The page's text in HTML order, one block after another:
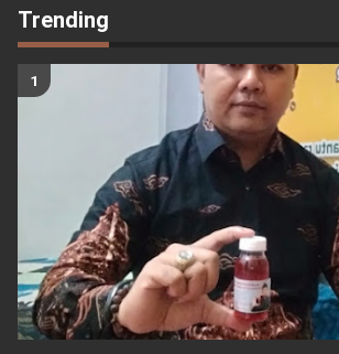
Trending